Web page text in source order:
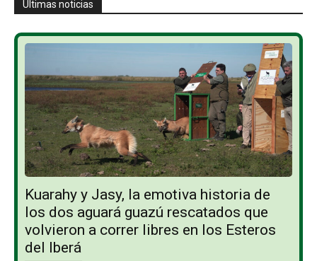
Últimas noticias
Kuarahy y Jasy, la emotiva historia de
los dos aguará guazú rescatados que
volvieron a correr libres en los Esteros
del Iberá